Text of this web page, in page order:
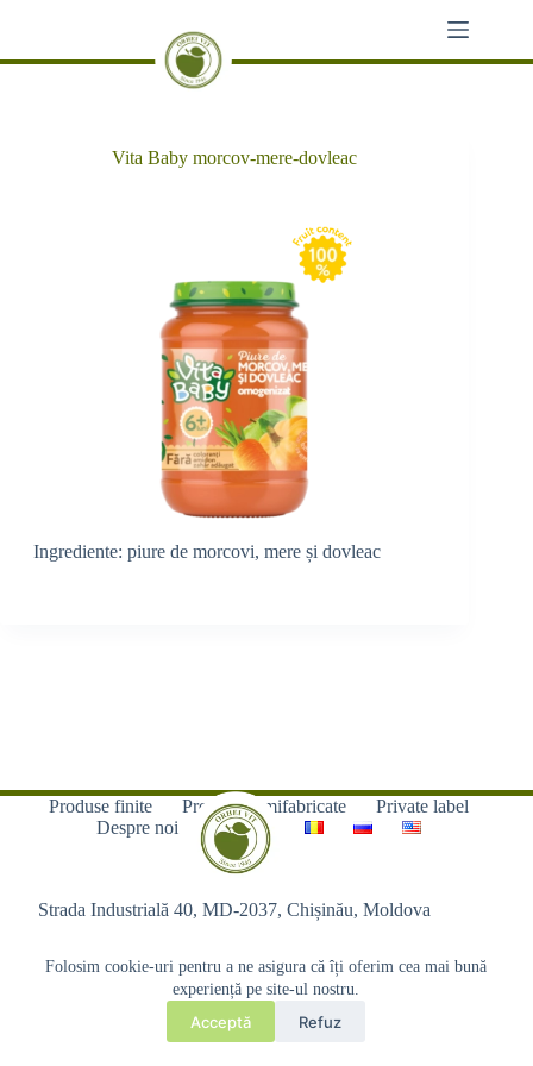
Folosim cookie-uri pentru a ne asigura că îți oferim cea mai bună
experiență pe site-ul nostru.
Acceptă Refuz
Vita Baby morcov-mere-dovleac
Ingrediente: piure de morcovi, mere și dovleac
Produse finite Produse semifabricate
Private label
Despre noi
Contacte
Strada Industrială 40, MD-2037, Chișinău, Moldova